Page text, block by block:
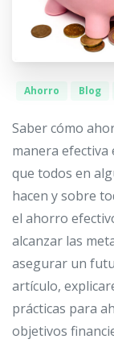
Ahorro Blog
Saber cómo
manera
que todos en
hacen y sobre
el ahorro
alcanzar las
asegurar un
artículo,
prácticas para
objetivos